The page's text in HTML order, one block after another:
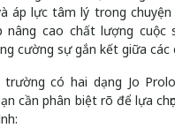
áp lực tâm lý trong chuyện
nâng cao chất lượng cuộc
cường sự gắn kết giữa các
có hai dạng Jo
cần phân biệt rõ để lựa